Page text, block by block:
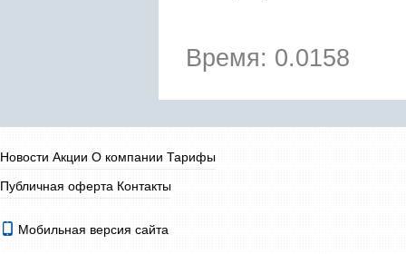
Время: 0.0158
Новости Акции О компании Тарифы
Публичная оферта Контакты
Мобильная версия сайта